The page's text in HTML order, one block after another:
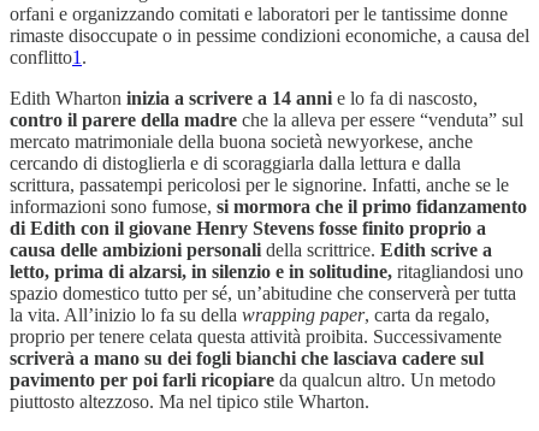
orfani e organizzando comitati e laboratori per le tantissime donne
rimaste disoccupate o in pessime condizioni economiche, a causa del
conflitto1 .
Edith Wharton inizia a scrivere a 14 anni e lo fa di nascosto,
contro il parere della madre che la alleva per essere “venduta” sul
mercato matrimoniale della buona società newyorkese, anche
cercando di distoglierla e di scoraggiarla dalla lettura e dalla
scrittura, passatempi pericolosi per le signorine. Infatti, anche se le
informazioni sono fumose, si mormora che il primo fidanzamento
di Edith con il giovane Henry Stevens fosse finito proprio a
causa delle ambizioni personali della scrittrice. Edith scrive a
letto, prima di alzarsi, in silenzio e in solitudine, ritagliandosi uno
spazio domestico tutto per sé, un’abitudine che conserverà per tutta
la vita. All’inizio lo fa su della wrapping paper, carta da regalo,
proprio per tenere celata questa attività proibita. Successivamente
scriverà a mano su dei fogli bianchi che lasciava cadere sul
pavimento per poi farli ricopiare da qualcun altro. Un metodo
piuttosto altezzoso. Ma nel tipico stile Wharton.